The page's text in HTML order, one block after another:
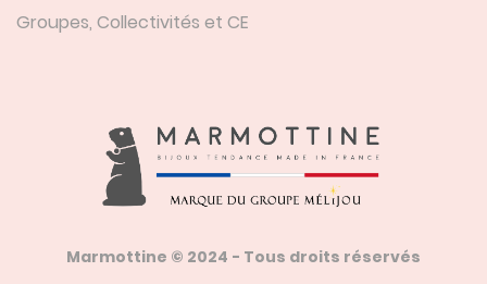
Groupes, Collectivités et CE
Marmottine © 2024 - Tous droits réservés